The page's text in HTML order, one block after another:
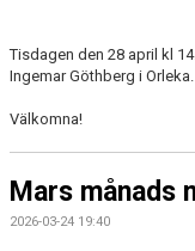
Tisdagen den 28 april kl
Ingemar Göthberg i
Välkomna!
Mars månads
2026-03-24 19:40